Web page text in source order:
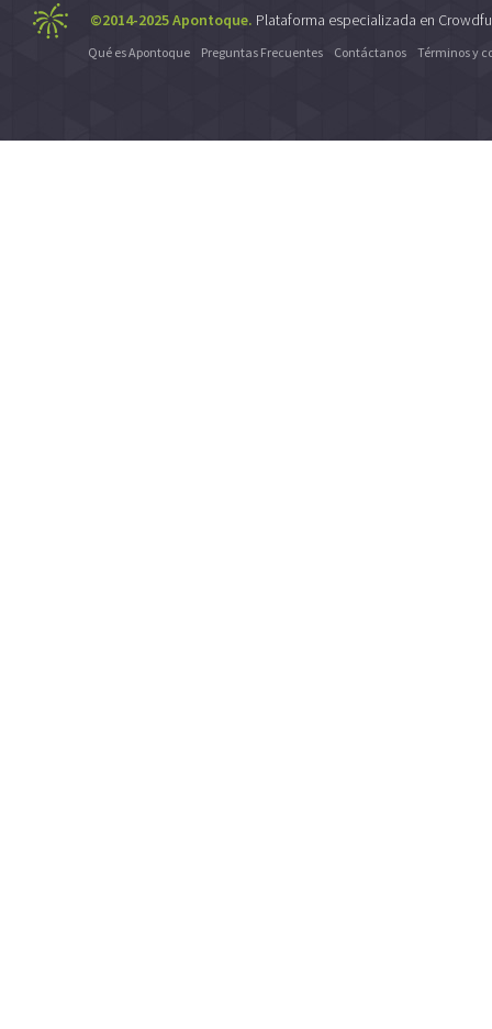
©2014-2025 Apontoque. Plataforma especializada en
Qué es Apontoque Preguntas Frecuentes Contáctanos Términos y